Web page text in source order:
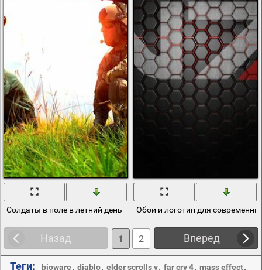
Солдаты в поле в летний день Обои и логотип для
Назад Вперед
1 2
Теги: bioware, diablo, elder scrolls v, far cry 4, mass effect,